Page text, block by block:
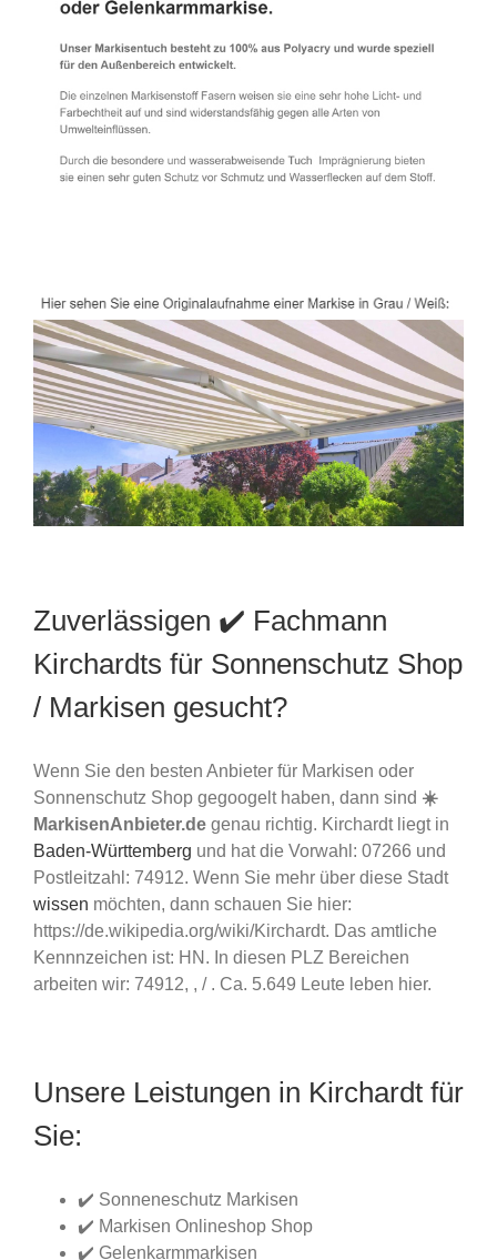
Zuverlässigen ✔️ Fachmann
Kirchardts für Sonnenschutz Shop
/ Markisen gesucht?
Wenn Sie den besten Anbieter für Markisen oder
Sonnenschutz Shop gegoogelt haben, dann sind ☀️
MarkisenAnbieter.de genau richtig. Kirchardt liegt in
Baden-Württemberg und hat die Vorwahl: 07266 und
Postleitzahl: 74912. Wenn Sie mehr über diese Stadt
wissen möchten, dann schauen Sie hier:
https://de.wikipedia.org/wiki/Kirchardt. Das amtliche
Kennnzeichen ist: HN. In diesen PLZ Bereichen
arbeiten wir: 74912, , / . Ca. 5.649 Leute leben hier.
Unsere Leistungen in Kirchardt für
Sie:
✔️ Sonneneschutz Markisen
✔️ Markisen Onlineshop Shop
✔️ Gelenkarmmarkisen